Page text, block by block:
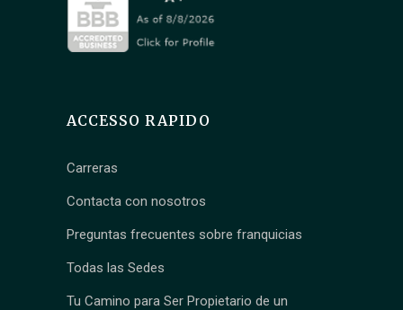
ACCESSO RAPIDO
Carreras
Contacta con nosotros
Preguntas frecuentes sobre franquicias
Todas las Sedes
Tu Camino para Ser Propietario de un